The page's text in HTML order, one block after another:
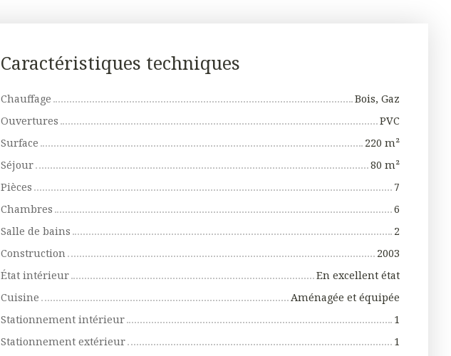
Caractéristiques techniques
Chauffage
Bois, Gaz
Ouvertures
PVC
Surface
220 m²
Séjour
80 m²
Pièces
7
Chambres
6
Salle de bains
2
Construction
2003
État intérieur
En excellent état
Cuisine
Aménagée et équipée
Stationnement intérieur
1
Stationnement extérieur
1